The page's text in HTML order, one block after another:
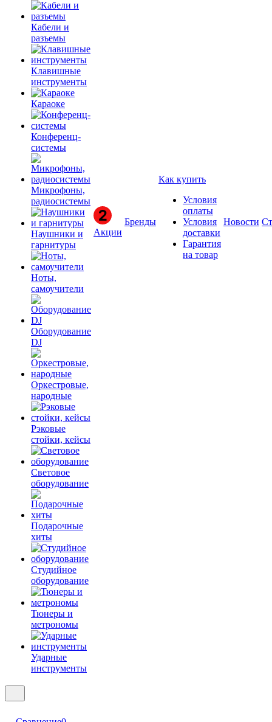
Кабели и
разъемы
Клавишные
инструменты
Караоке
Конференц-
системы
Микрофоны,
радиосистемы
Наушники и
гарнитуры
Ноты,
самоучители
Оборудование
DJ
Оркестровые,
народные
Рэковые
стойки, кейсы
Световое
оборудование
Подарочные
хиты
Студийное
оборудование
Тюнеры и
метрономы
Ударные
инструменты
Акции
Бренды
Как купить
Условия
оплаты
Условия
доставки
Гарантия
на товар
Новости